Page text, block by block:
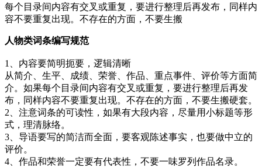
每个目录间内容有交叉或重复，要进行整理后再发布，同样内
容不要重复出现。不存在的方面，不要生搬
人物类词条编写规范
1、内容要简明扼要，逻辑清晰
从简介、生平、成绩、荣誉、作品、重点事件、评价等方面简
介。如果每个目录间内容有交叉或重复，要进行整理后再发
布，同样内容不要重复出现。不存在的方面，不要生搬硬套。
2、注意词条的可读性，如果有大段内容，尽量用小标题等形
式，理清脉络。
3、导语要写的简洁而全面，要客观陈述事实，也要做中立的
评价。
4、作品和荣誉一定要有代表性，不要一味罗列作品名录。